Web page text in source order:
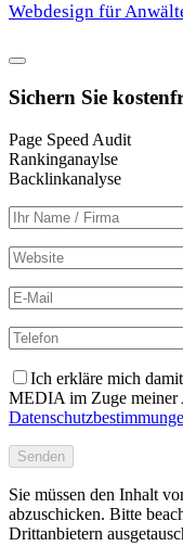
Webdesign für
Sichern Sie
Page Speed Audit
Rankinganaylse
Backlinkanalyse
Ich erkläre mich
MEDIA im Zuge meiner
Sie müssen den Inhalt
abzuschicken. Bitte
Drittanbietern